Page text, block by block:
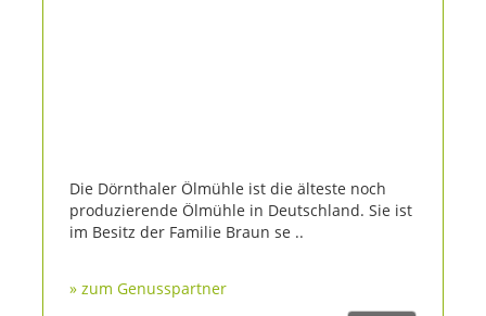
Die Dörnthaler Ölmühle ist die älteste noch
produzierende Ölmühle in Deutschland. Sie ist
im Besitz der Familie Braun se ..
» zum Genusspartner